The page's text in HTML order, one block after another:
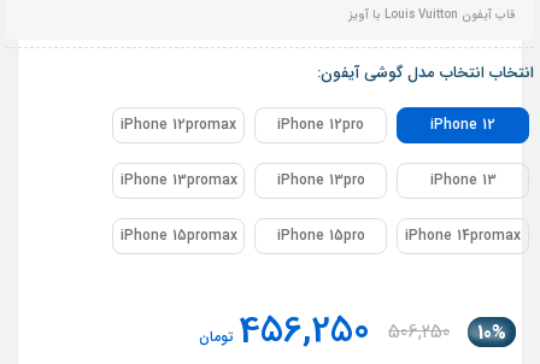
قاب آیفون Louis Vuitton با آویز
انتخاب انتخاب مدل گوشی آیفون:
iPhone 12
iPhone 12pro
iPhone 12promax
iPhone 13
iPhone 13pro
iPhone 13promax
iPhone 14promax
iPhone 15pro
iPhone 15promax
10%
506,250
456,250 تومان